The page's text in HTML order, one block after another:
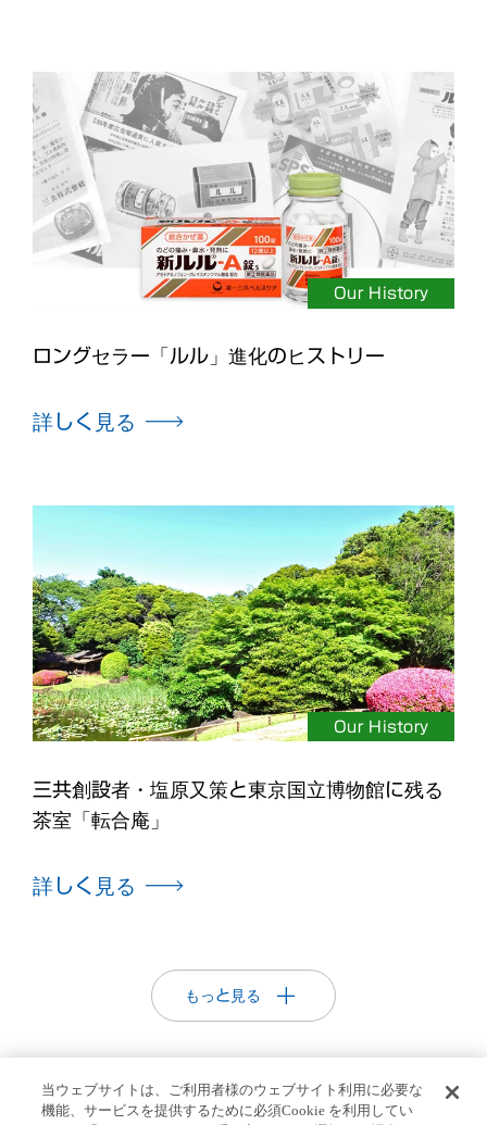
Our History
ロングセラー「ルル」進化のヒストリー
詳しく見る
Our History
三共創設者・塩原又策と東京国立博物館に残る
茶室「転合庵」
詳しく見る
もっと見る
当ウェブサイトは、ご利用者様のウェブサイト利用に必要な
機能、サービスを提供するために必須Cookie を利用してい